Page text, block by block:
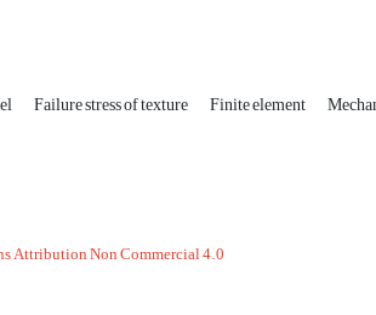
Failure stress of texture Finite element
Attribution Non Commercial 4.0